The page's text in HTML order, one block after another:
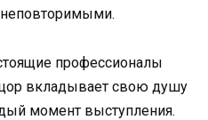
неповторимыми.
профессионалы
вкладывает свою душу
момент выступления.